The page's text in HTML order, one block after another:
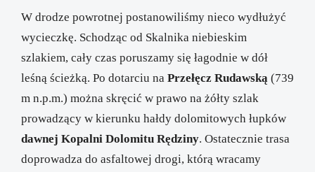
W drodze powrotnej postanowiliśmy nieco wydłużyć
wycieczkę. Schodząc od Skalnika niebieskim
szlakiem, cały czas poruszamy się łagodnie w dół
leśną ścieżką. Po dotarciu na Przełęcz Rudawską (739
m n.p.m.) można skręcić w prawo na żółty szlak
prowadzący w kierunku hałdy dolomitowych łupków
dawnej Kopalni Dolomitu Rędziny. Ostatecznie trasa
doprowadza do asfaltowej drogi, którą wracamy